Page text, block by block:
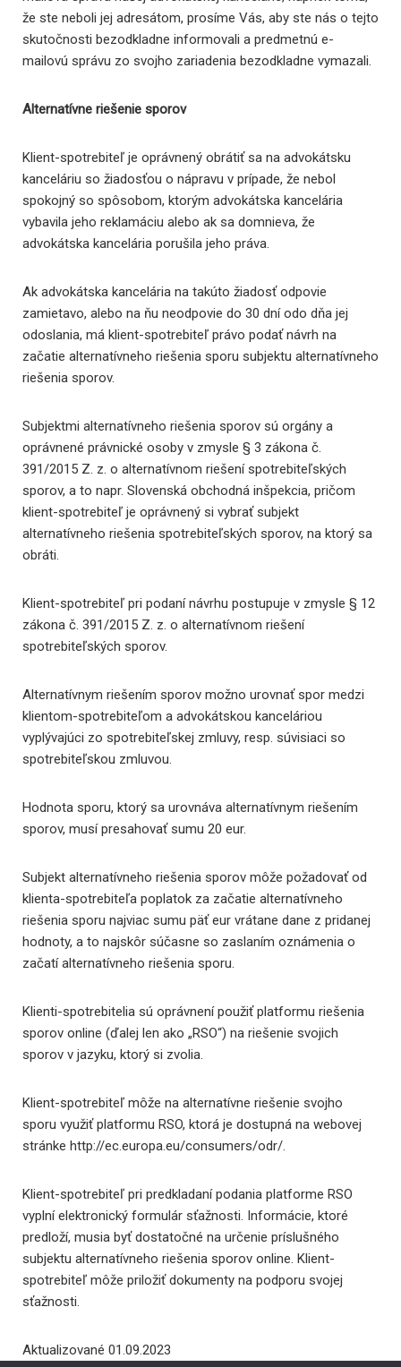
že ste neboli jej adresátom, prosíme Vás, aby ste nás o tejto
skutočnosti bezodkladne informovali a predmetnú e-
mailovú správu zo svojho zariadenia bezodkladne vymazali.
Alternatívne riešenie sporov
Klient-spotrebiteľ je oprávnený obrátiť sa na advokátsku
kanceláriu so žiadosťou o nápravu v prípade, že nebol
spokojný so spôsobom, ktorým advokátska kancelária
vybavila jeho reklamáciu alebo ak sa domnieva, že
advokátska kancelária porušila jeho práva.
Ak advokátska kancelária na takúto žiadosť odpovie
zamietavo, alebo na ňu neodpovie do 30 dní odo dňa jej
odoslania, má klient-spotrebiteľ právo podať návrh na
začatie alternatívneho riešenia sporu subjektu alternatívneho
riešenia sporov.
Subjektmi alternatívneho riešenia sporov sú orgány a
oprávnené právnické osoby v zmysle § 3 zákona č.
391/2015 Z. z. o alternatívnom riešení spotrebiteľských
sporov, a to napr. Slovenská obchodná inšpekcia, pričom
klient-spotrebiteľ je oprávnený si vybrať subjekt
alternatívneho riešenia spotrebiteľských sporov, na ktorý sa
obráti.
Klient-spotrebiteľ pri podaní návrhu postupuje v zmysle § 12
zákona č. 391/2015 Z. z. o alternatívnom riešení
spotrebiteľských sporov.
Alternatívnym riešením sporov možno urovnať spor medzi
klientom-spotrebiteľom a advokátskou kanceláriou
vyplývajúci zo spotrebiteľskej zmluvy, resp. súvisiaci so
spotrebiteľskou zmluvou.
Hodnota sporu, ktorý sa urovnáva alternatívnym riešením
sporov, musí presahovať sumu 20 eur.
Subjekt alternatívneho riešenia sporov môže požadovať od
klienta-spotrebiteľa poplatok za začatie alternatívneho
riešenia sporu najviac sumu päť eur vrátane dane z pridanej
hodnoty, a to najskôr súčasne so zaslaním oznámenia o
začatí alternatívneho riešenia sporu.
Klienti-spotrebitelia sú oprávnení použiť platformu riešenia
sporov online (ďalej len ako „RSO“) na riešenie svojich
sporov v jazyku, ktorý si zvolia.
Klient-spotrebiteľ môže na alternatívne riešenie svojho
sporu využiť platformu RSO, ktorá je dostupná na webovej
stránke http://ec.europa.eu/consumers/odr/.
Klient-spotrebiteľ pri predkladaní podania platforme RSO
vyplní elektronický formulár sťažnosti. Informácie, ktoré
predloží, musia byť dostatočné na určenie príslušného
subjektu alternatívneho riešenia sporov online. Klient-
spotrebiteľ môže priložiť dokumenty na podporu svojej
sťažnosti.
Aktualizované 01.09.2023